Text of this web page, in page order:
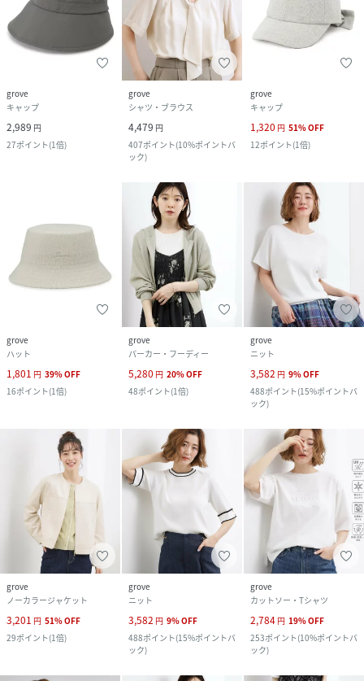
grove
キャップ
2,989 円
27ポイント(1倍)
grove
シャツ・ブラウス
4,479 円
407ポイント(10%ポイントバ
ック)
grove
キャップ
1,320 円 51%OFF
12ポイント(1倍)
grove
ハット
1,801 円 39%OFF
16ポイント(1倍)
grove
パーカー・フーディー
5,280 円 20%OFF
48ポイント(1倍)
grove
ニット
3,582 円 9%OFF
488ポイント(15%ポイントバ
ック)
grove
ノーカラージャケット
3,201 円 51%OFF
29ポイント(1倍)
grove
ニット
3,582 円 9%OFF
488ポイント(15%ポイントバ
ック)
grove
カットソー・Tシャツ
2,784 円 19%OFF
253ポイント(10%ポイントバ
ック)